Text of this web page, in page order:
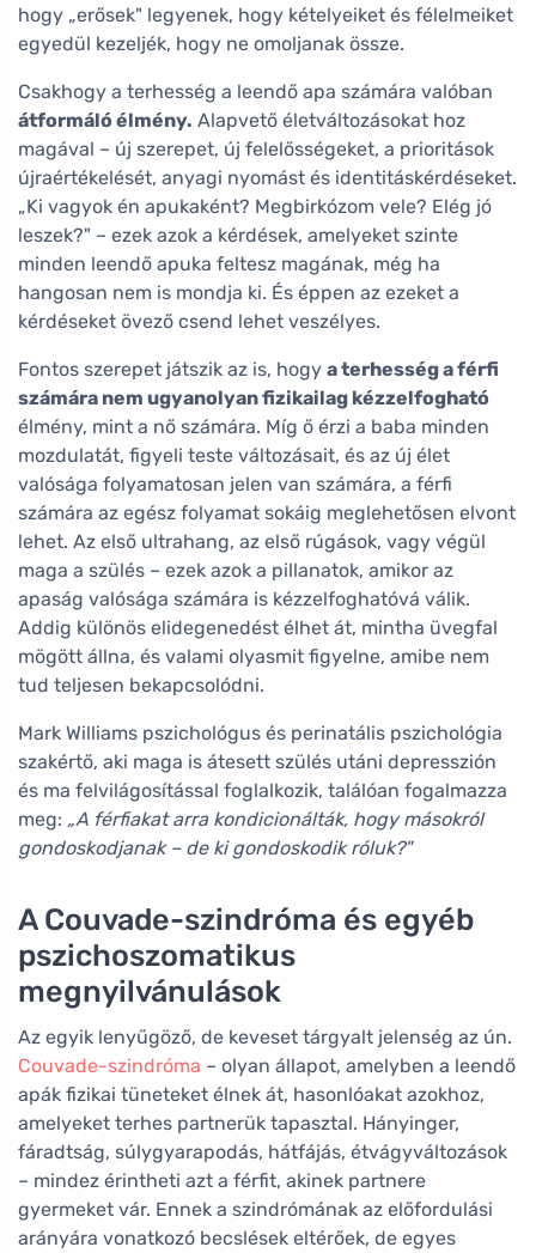
hogy „erősek" legyenek, hogy kételyeiket és félelmeiket
egyedül kezeljék, hogy ne omoljanak össze.
Csakhogy a terhesség a leendő apa számára valóban
átformáló élmény. Alapvető életváltozásokat hoz
magával – új szerepet, új felelősségeket, a prioritások
újraértékelését, anyagi nyomást és identitáskérdéseket.
„Ki vagyok én apukaként? Megbirkózom vele? Elég jó
leszek?" – ezek azok a kérdések, amelyeket szinte
minden leendő apuka feltesz magának, még ha
hangosan nem is mondja ki. És éppen az ezeket a
kérdéseket övező csend lehet veszélyes.
Fontos szerepet játszik az is, hogy a terhesség a férfi
számára nem ugyanolyan fizikailag kézzelfogható
élmény, mint a nő számára. Míg ő érzi a baba minden
mozdulatát, figyeli teste változásait, és az új élet
valósága folyamatosan jelen van számára, a férfi
számára az egész folyamat sokáig meglehetősen elvont
lehet. Az első ultrahang, az első rúgások, vagy végül
maga a szülés – ezek azok a pillanatok, amikor az
apaság valósága számára is kézzelfoghatóvá válik.
Addig különös elidegenedést élhet át, mintha üvegfal
mögött állna, és valami olyasmit figyelne, amibe nem
tud teljesen bekapcsolódni.
Mark Williams pszichológus és perinatális pszichológia
szakértő, aki maga is átesett szülés utáni depresszión
és ma felvilágosítással foglalkozik, találóan fogalmazza
meg: „A férfiakat arra kondicionálták, hogy másokról
gondoskodjanak – de ki gondoskodik róluk?"
A Couvade-szindróma és egyéb
pszichoszomatikus
megnyilvánulások
Az egyik lenyűgöző, de keveset tárgyalt jelenség az ún.
Couvade-szindróma – olyan állapot, amelyben a leendő
apák fizikai tüneteket élnek át, hasonlóakat azokhoz,
amelyeket terhes partnerük tapasztal. Hányinger,
fáradtság, súlygyarapodás, hátfájás, étvágyváltozások
– mindez érintheti azt a férfit, akinek partnere
gyermeket vár. Ennek a szindrómának az előfordulási
arányára vonatkozó becslések eltérőek, de egyes